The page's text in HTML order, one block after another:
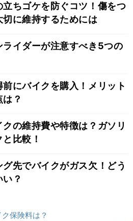
立ちゴケを防ぐコツ！傷をつ
切に維持するためには
ライダーが注意すべき5つの
前にバイクを購入！メリット
？
クの維持費や特徴は？ガソリ
比較！
グ先でバイクがガス欠！どう
い？
保険料は？